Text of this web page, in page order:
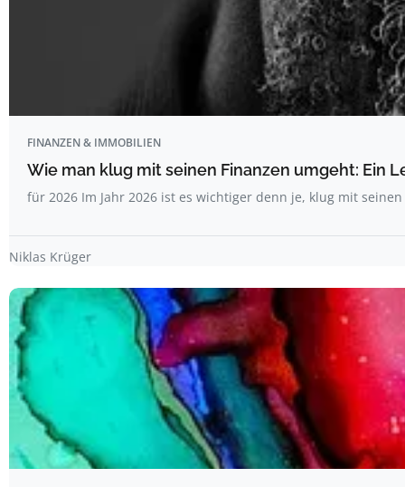
FINANZEN & IMMOBILIEN
Wie man klug mit seinen Finanzen umgeht: Ein
für 2026 Im Jahr 2026 ist es wichtiger denn je, klug mit
Niklas Krüger